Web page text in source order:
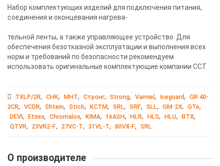
Набор комплектующих изделий для подключения питания,
соединения и оконцевания нагрева-
тельной ленты, а также управляющее устройство. Для
обеспечения безотказной эксплуатации и выполнения всех
норм и требований по безопасности рекомендуем
использовать оригинальные комплектующие компании ССТ.
TXLP/2R, СНК, МНТ, Стронг, Strong, Varmel , Iceguard, GR 40-
2CR, VCDR, Shtein, Stich, КСТМ, SRL, SRF, SLL, GM-2X, GTe,
DEVI, Etirex, Chromalox, KIMA, 16ASH, HLR, HLS, HLU, BTX,
QTVR, 23VR2-F, 27VC-T, 31VL-T, 80VX-F, SRL
О производителе